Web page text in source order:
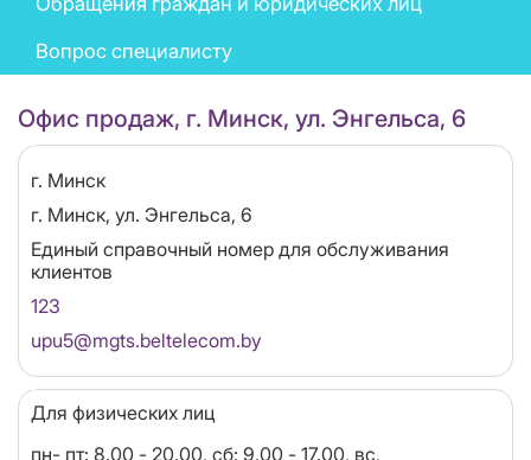
Вопрос специалисту
Офис продаж, г. Минск, ул. Энгельса, 6
Область
г. Минск
Адрес
г. Минск, ул. Энгельса, 6
Единый справочный номер для обслуживания
клиентов
123
Email
upu5@mgts.beltelecom.by
Для физических лиц
пн- пт: 8.00 - 20.00, сб: 9.00 - 17.00, вс,